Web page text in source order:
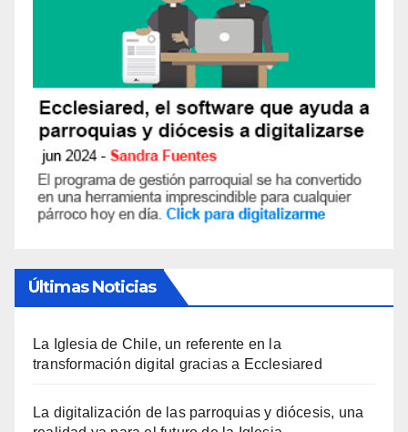
Últimas Noticias
La Iglesia de Chile, un referente en la
transformación digital gracias a Ecclesiared
La digitalización de las parroquias y diócesis, una